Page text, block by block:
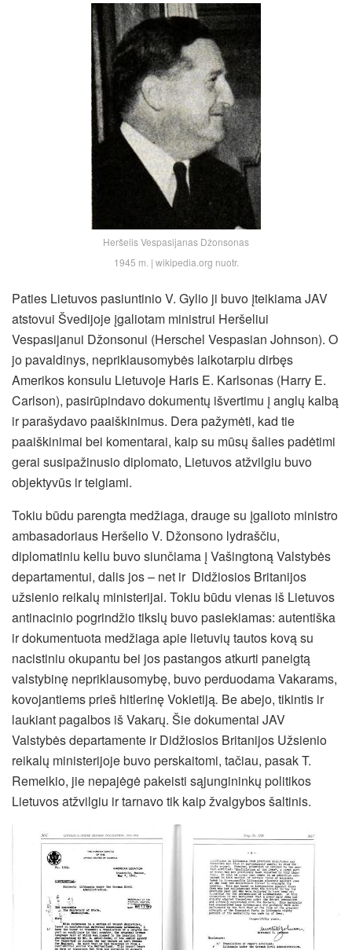
Heršelis Vespasijanas Džonsonas
1945 m. | wikipedia.org nuotr.
Paties Lietuvos pasiuntinio V. Gylio ji buvo įteikiama JAV
atstovui Švedijoje įgaliotam ministrui Heršeliui
Vespasijanui Džonsonui (Herschel Vespasian Johnson). O
jo pavaldinys, nepriklausomybės laikotarpiu dirbęs
Amerikos konsulu Lietuvoje Haris E. Karlsonas (Harry E.
Carlson), pasirūpindavo dokumentų išvertimu į anglų kalbą
ir parašydavo paaiškinimus. Dera pažymėti, kad tie
paaiškinimai bei komentarai, kaip su mūsų šalies padėtimi
gerai susipažinusio diplomato, Lietuvos atžvilgiu buvo
objektyvūs ir teigiami.
Tokiu būdu parengta medžiaga, drauge su įgalioto ministro
ambasadoriaus Heršelio V. Džonsono lydraščiu,
diplomatiniu keliu buvo siunčiama į Vašingtoną Valstybės
departamentui, dalis jos – net ir Didžiosios Britanijos
užsienio reikalų ministerijai. Tokiu būdu vienas iš Lietuvos
antinacinio pogrindžio tikslų buvo pasiekiamas: autentiška
ir dokumentuota medžiaga apie lietuvių tautos kovą su
nacistiniu okupantu bei jos pastangos atkurti paneigtą
valstybinę nepriklausomybę, buvo perduodama Vakarams,
kovojantiems prieš hitlerinę Vokietiją. Be abejo, tikintis ir
laukiant pagalbos iš Vakarų. Šie dokumentai JAV
Valstybės departamente ir Didžiosios Britanijos Užsienio
reikalų ministerijoje buvo perskaitomi, tačiau, pasak T.
Remeikio, jie nepajėgė pakeisti sąjungininkų politikos
Lietuvos atžvilgiu ir tarnavo tik kaip žvalgybos šaltinis.